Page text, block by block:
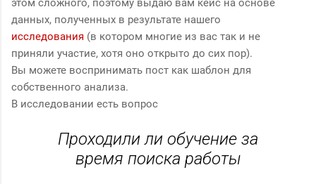
данных, полученных в результате нашего
исследования (в котором многие из вас так и не
приняли участие, хотя оно открыто до сих пор).
Вы можете воспринимать пост как шаблон для
собственного анализа.
В исследовании есть вопрос
Проходили ли обучение за
время поиска работы